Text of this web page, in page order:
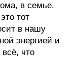
в семье.
тот
в нашу
энергией и
всё, что